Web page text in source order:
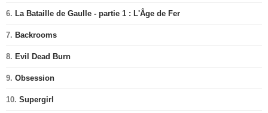
6. La Bataille de Gaulle - partie 1 : L'Âge de Fer
7. Backrooms
8. Evil Dead Burn
9. Obsession
10. Supergirl